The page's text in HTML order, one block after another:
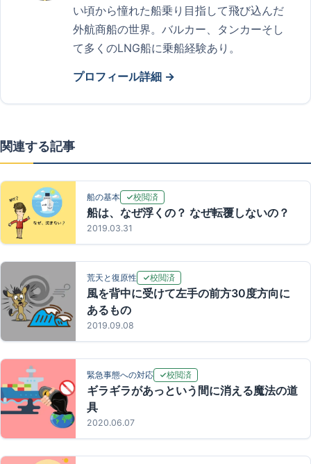
い頃から憧れた船乗り目指して飛び込んだ
外航商船の世界。バルカー、タンカーそし
て多くのLNG船に乗船経験あり。
プロフィール詳細 →
関連する記事
船の基本 校閲済
船は、なぜ浮くの？ なぜ転覆しないの？
2019.03.31
荒天と復原性 校閲済
風を背中に受けて左手の前方30度方向に
あるもの
2019.09.08
緊急事態への対応 校閲済
ギラギラがあっという間に消える魔法の道
具
2020.06.07